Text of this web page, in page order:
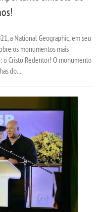
a National Geographic, em seu
os monumentos mais
Cristo Redentor! O monumento
do...